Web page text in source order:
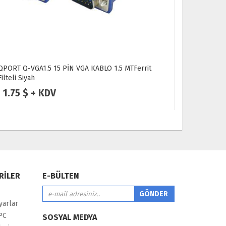
ELSKY 2242 TO 2280 M.2 SSD ADAPTÖR ÇEVİRİCİ
E-BÜLTEN
SOSYAL MEDYA